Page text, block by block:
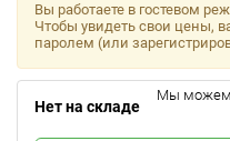
Вы работаете в гостевом
Чтобы увидеть свои цены,
паролем (или
Нет на складе
Мы можем